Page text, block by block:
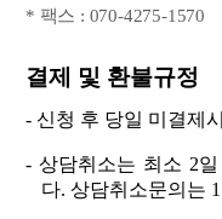
* 팩스 : 070-4275-1570
결제 및 환불규정
- 신청 후 당일 미결제
- 상담취소는 최소 2
다. 상담취소문의는